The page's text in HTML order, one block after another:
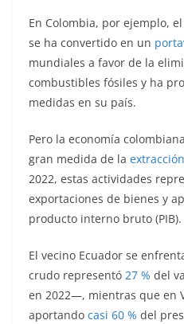
En Colombia, por ejemplo,
se ha convertido en un
mundiales a favor de la
combustibles fósiles y ha
medidas en su país.
Pero la economía
gran medida de la
2022, estas actividades
exportaciones de bienes y
producto interno bruto (PIB).
El vecino Ecuador se
crudo representó 27 % del
en 2022―, mientras que en
aportando casi 60 % del